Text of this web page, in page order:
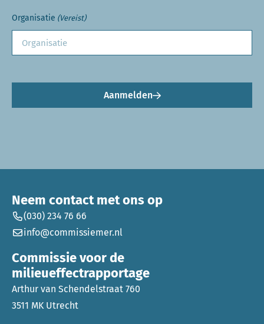
Organisatie (Vereist)
Aanmelden
Neem contact met ons op
(030) 234 76 66
info@commissiemer.nl
Commissie voor de
milieueffectrapportage
Arthur van Schendelstraat 760
3511 MK Utrecht